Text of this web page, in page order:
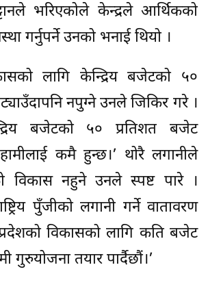
भरिएकोले केन्द्रले आर्थिकको
गर्नुपर्ने उनको भनाई थियो ।
लागि केन्द्रिय बजेटको ५०
नपुग्ने उनले जिकिर गरे ।
बजेटको ५० प्रतिशत बजेट
कमै हुन्छ।’ थोरै लगानीले
विकास नहुने उनले स्पष्ट पारे ।
पुँजीको लगानी गर्ने वातावरण
विकासको लागि कति बजेट
गुरुयोजना तयार पार्दैछौं।’